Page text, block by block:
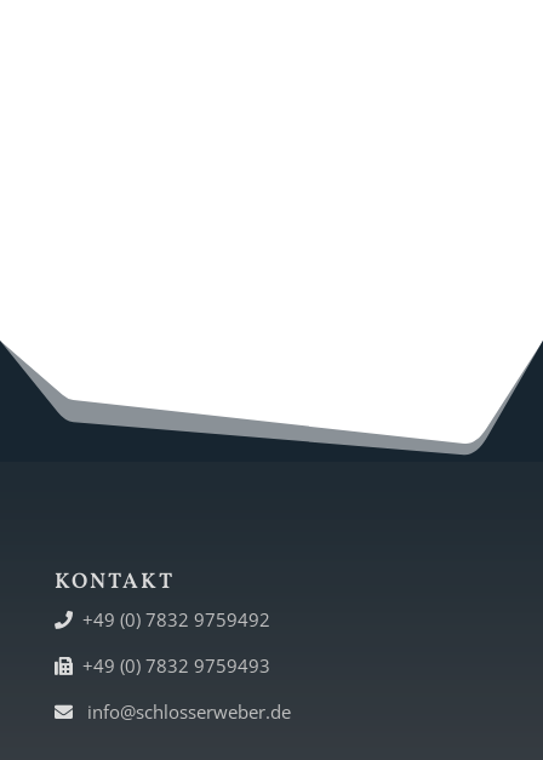
KONTAKT
+49 (0) 7832 9759492
+49 (0) 7832 9759493
info@schlosserweber.de